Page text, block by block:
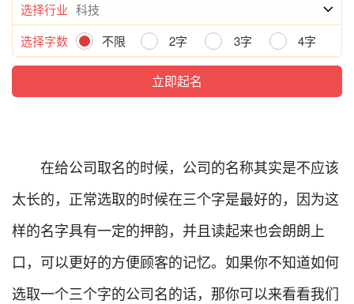
选择行业
选择字数
不限 2字 3字 4字
在给公司取名的时候，公司的名称其实是不应该
太长的，正常选取的时候在三个字是最好的，因为这
样的名字具有一定的押韵，并且读起来也会朗朗上
口，可以更好的方便顾客的记忆。如果你不知道如何
选取一个三个字的公司名的话，那你可以来看看我们